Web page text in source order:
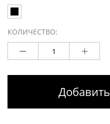
КОЛИЧЕСТВО: